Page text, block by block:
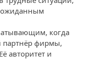
когда
партнёр фирмы,
авторитет и